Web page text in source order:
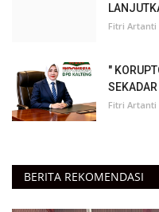
Fitri Artanti
"
Fitri Artanti
BERITA REKOMENDASI